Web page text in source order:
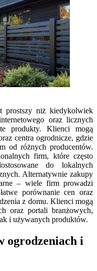
prostszy niż kiedykolwiek
oraz licznych
produkty. Klienci mogą
centra ogrodnicze, gdzie
od różnych producentów.
firm, które często
do lokalnych
Alternatywnie zakupy
– wiele firm prowadzi
porównanie cen oraz
z domu. Klienci mogą
oraz portali branżowych,
i używanych produktów.
ogrodzeniach i